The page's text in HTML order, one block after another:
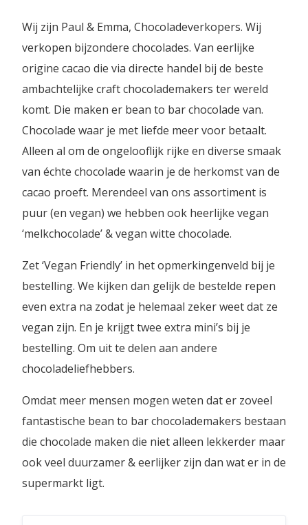
Wij zijn Paul & Emma, Chocoladeverkopers. Wij
verkopen bijzondere chocolades. Van eerlijke
origine cacao die via directe handel bij de beste
ambachtelijke craft chocolademakers ter wereld
komt. Die maken er bean to bar chocolade van.
Chocolade waar je met liefde meer voor betaalt.
Alleen al om de ongelooflijk rijke en diverse smaak
van échte chocolade waarin je de herkomst van de
cacao proeft. Merendeel van ons assortiment is
puur (en vegan) we hebben ook heerlijke vegan
‘melkchocolade’ & vegan witte chocolade.
Zet ‘Vegan Friendly’ in het opmerkingenveld bij je
bestelling. We kijken dan gelijk de bestelde repen
even extra na zodat je helemaal zeker weet dat ze
vegan zijn. En je krijgt twee extra mini’s bij je
bestelling. Om uit te delen aan andere
chocoladeliefhebbers.
Omdat meer mensen mogen weten dat er zoveel
fantastische bean to bar chocolademakers bestaan
die chocolade maken die niet alleen lekkerder maar
ook veel duurzamer & eerlijker zijn dan wat er in de
supermarkt ligt.